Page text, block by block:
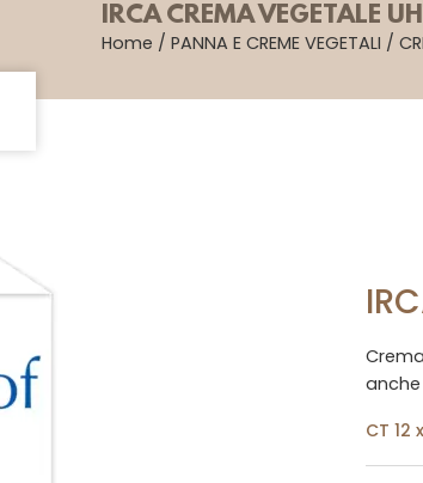
IRCA CREMA VEGETALE
Home / PANNA E CREME VEGETALI /
CT 12